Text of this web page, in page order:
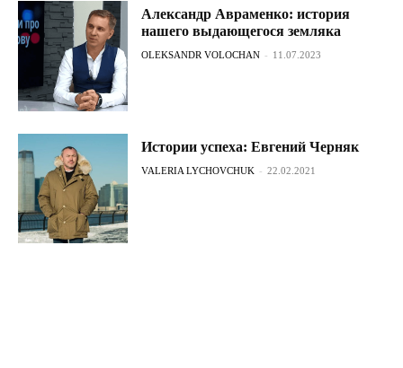
Александр Авраменко: история
нашего выдающегося земляка
OLEKSANDR VOLOCHAN - 11.07.2023
Истории успеха: Евгений Черняк
VALERIA LYCHOVCHUK - 22.02.2021